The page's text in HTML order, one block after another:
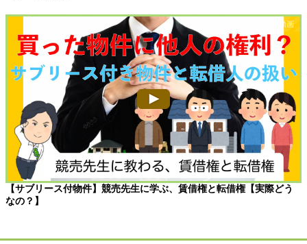
【サブリース付物件】競売先生に学ぶ、賃借権と転借権【実際どう
なの？】